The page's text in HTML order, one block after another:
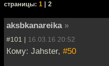
cтраницы: 1 | 2
aksbkanareika »
#101 | 16.03.16 20:52
Кому: Jahster, #50